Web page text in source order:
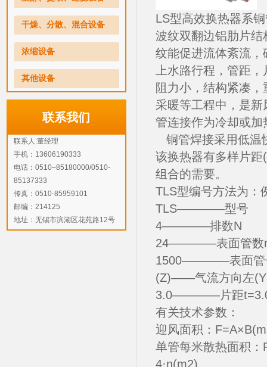
干燥、分散、混合设备
浓缩设备
其他设备
联系我们
联系人:董经理
手机：13606190333
电话：0510–85180000/0510-
85137333
传真：0510-85959101
邮编：214125
地址：无锡市滨湖区花苑路12号
LS型高效换热器系
波纹双翻边铝肋片
纹能促进流体紊流
上水路行程，管距
阻力小，结构紧凑
采暖等工程中，是
管连接作为冷却或加
铜管焊接采用低温
该换热器有多样片
组合的需要。
TLS型编号方法为：
TLS————型号
4————排数N
24————表面管数
1500————表面管
(Z)——气流方向左
3.0————片距
有关技术参数：
迎风面积：
单管每米散热面积
4·n(m2)